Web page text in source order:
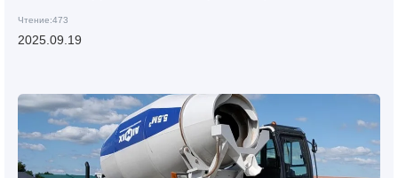
Чтение:473
2025.09.19